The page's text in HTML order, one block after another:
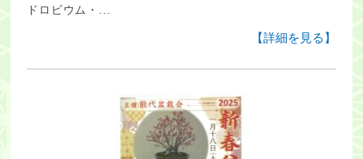
ドロビウム・...
【詳細を見る】